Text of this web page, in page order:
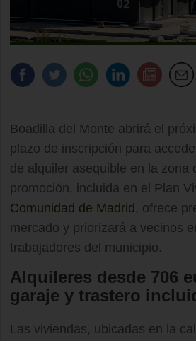
Boadilla del Monte abrirá el
plazo de inscripción para
de alquiler asequible en la zona
promoción, incluida en el Plan
Comunidad de Madrid , ofrece
mercado y priorizará a vecinos
trabajadores del municipio.
Alquileres desde 706
garaje y trastero
Las viviendas, ubicadas en la